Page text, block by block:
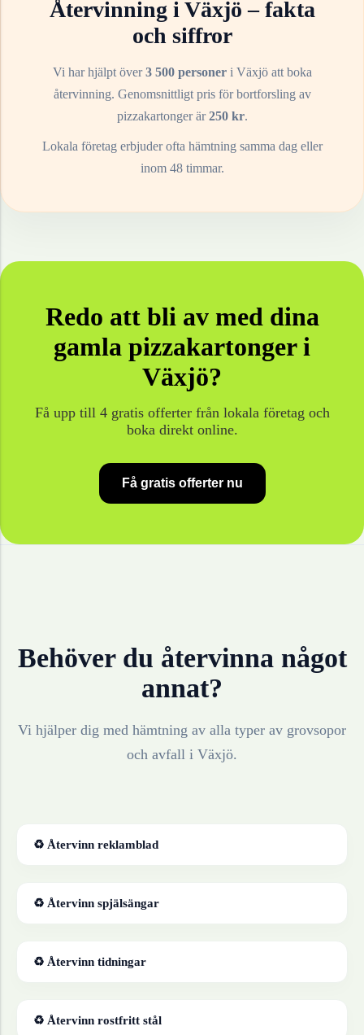
Återvinning iVäxjö – fakta
och siffror
Vi har hjälpt över3 500 personeri Växjöatt boka
återvinning. Genomsnittligt pris för bortforsling av
pizzakartongerär250kr.
Lokala företag erbjuder ofta hämtning samma dag eller
inom 48 timmar.
Redo att bli av med dina
gamla pizzakartongeri
Växjö?
Få upp till 4 gratis offerter från lokala företag och
boka direkt online.
Få gratis offerter nu
Behöver du återvinna något
annat?
Vi hjälper dig med hämtning av alla typer av grovsopor
och avfall i Växjö.
♻ Återvinn reklamblad
♻ Återvinn spjälsängar
♻ Återvinn tidningar
♻ Återvinn rostfritt stål